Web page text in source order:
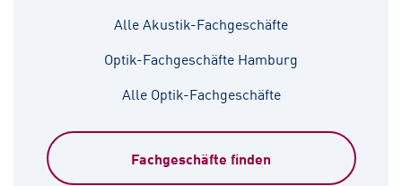
Alle Akustik-Fachgeschäfte
Optik-Fachgeschäfte Hamburg
Alle Optik-Fachgeschäfte
Fachgeschäfte finden